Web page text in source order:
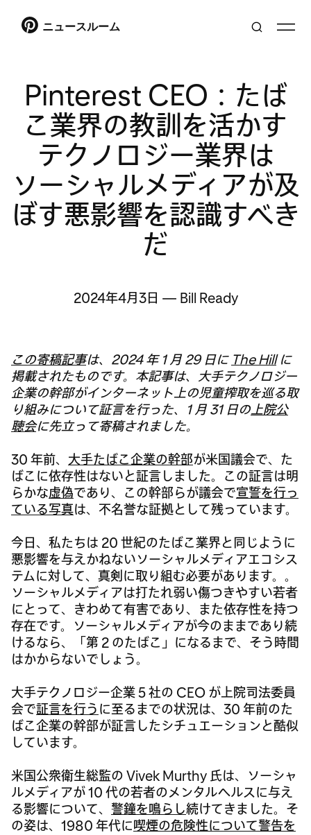
ニュースルーム
Pinterest CEO：たば
こ業界の教訓を活かす
テクノロジー業界は
ソーシャルメディアが及
ぼす悪影響を認識すべき
だ
2024年4月3日 — Bill Ready
この寄稿記事は、2024 年 1 月 29 日に The Hillに
掲載されたものです。本記事は、大手テクノロジー
企業の幹部がインターネット上の児童搾取を巡る取
り組みについて証言を行った、1 月 31 日の 上院公
聴会に先立って寄稿されました。
30 年前、 大手たばこ企業の幹部が米国議会で、た
ばこに依存性はないと証言しました。この証言は明
らかな虚偽であり、この幹部らが議会で宣誓を行っ
ている写真は、不名誉な証拠として残っています。
今日、私たちは 20 世紀のたばこ業界と同じように
悪影響を与えかねないソーシャルメディアエコシス
テムに対して、真剣に取り組む必要があります。。
ソーシャルメディアは打たれ弱い傷つきやすい若者
にとって、きわめて有害であり、また依存性を持つ
存在です。ソーシャルメディアが今のままであり続
けるなら、「第 2 のたばこ」になるまで、そう時間
はかからないでしょう。
大手テクノロジー企業 5 社の CEO が上院司法委員
会で証言を行う に至るまでの状況は、30 年前のた
ばこ企業の幹部が証言したシチュエーションと酷似
しています。
米国公衆衛生総監の Vivek Murthy 氏は、ソーシャ
ルメディアが 10 代の若者のメンタルヘルスに与え
る影響について、 警鐘を鳴らし続けてきました。そ
の姿は、1980 年代に 喫煙の危険性について警告を